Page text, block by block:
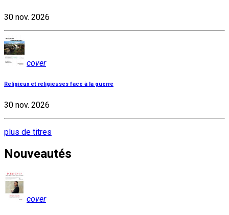
30 nov. 2026
cover
Religieux et religieuses face à la guerre
30 nov. 2026
plus de titres
Nouveautés
cover